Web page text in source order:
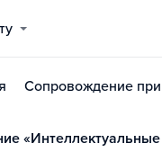
Сопровождение при